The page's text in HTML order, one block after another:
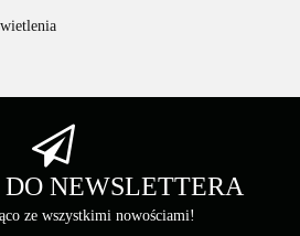
NEWSLETTERA
ze wszystkimi nowościami!